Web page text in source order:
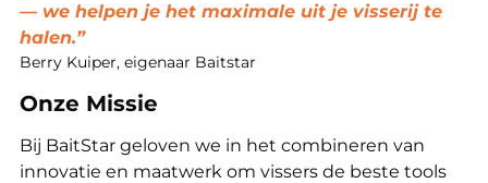
— we helpen je het maximale uit je visserij te
halen.”
Berry Kuiper, eigenaar Baitstar
Onze Missie
Bij BaitStar geloven we in het combineren van
innovatie en maatwerk om vissers de beste tools